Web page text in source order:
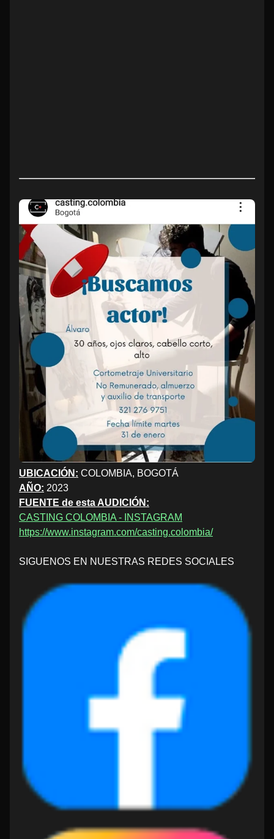
UBICACIÓN: COLOMBIA, BOGOTÁ
AÑO: 2023
FUENTE de esta AUDICIÓN:
CASTING COLOMBIA - INSTAGRAM
https://www.instagram.com/casting.colombia/
SIGUENOS EN NUESTRAS REDES SOCIALES